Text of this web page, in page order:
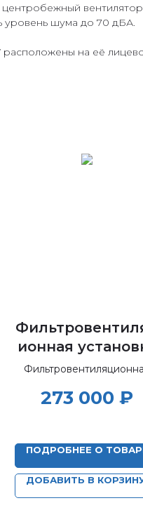
уровень шума до 70 дБА.
на её
ионная
(навесная,
фильтр) ФВУ-2
регенерируемый
273 000 ₽
ПОДРОБНЕЕ О
ДОБАВИТЬ В